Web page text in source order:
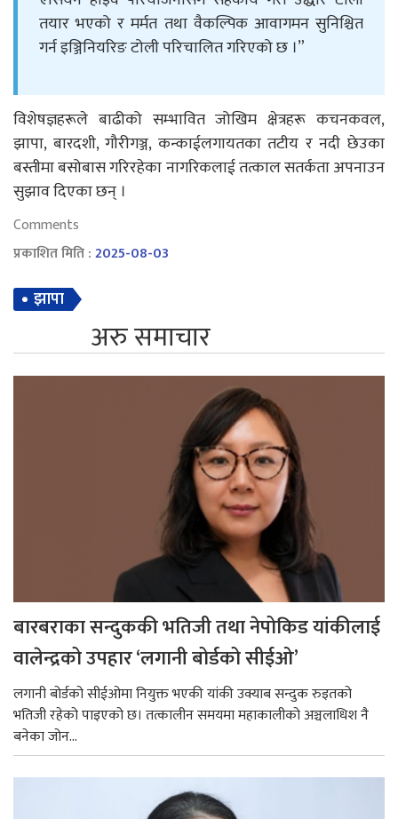
तयार भएको र मर्मत तथा वैकल्पिक आवागमन सुनिश्चित
गर्न इञ्जिनियरिङ टोली परिचालित गरिएको छ ।”
विशेषज्ञहरूले बाढीको सम्भावित जोखिम क्षेत्रहरू कचनकवल,
झापा, बारदशी, गौरीगञ्ज, कन्काईलगायतका तटीय र नदी छेउका
बस्तीमा बसोबास गरिरहेका नागरिकलाई तत्काल सतर्कता अपनाउन
सुझाव दिएका छन् ।
Comments
प्रकाशित मिति :2025-08-03
झापा
अरु समाचार
बारबराका सन्दुककी भतिजी तथा नेपोकिड यांकीलाई
वालेन्द्रको उपहार ‘लगानी बोर्डको सीईओ’
लगानी बोर्डको सीईओमा नियुक्त भएकी यांकी उक्याब सन्दुक रुइतको
भतिजी रहेको पाइएको छ। तत्कालीन समयमा महाकालीको अञ्चलाधिश नै
बनेका जोन...